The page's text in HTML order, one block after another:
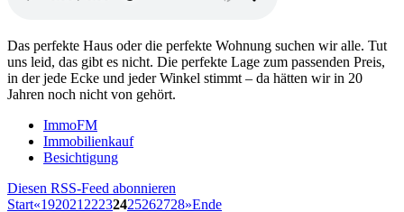
Das perfekte Haus oder die perfekte Wohnung suchen wir alle. Tut
uns leid, das gibt es nicht. Die perfekte Lage zum passenden Preis,
in der jede Ecke und jeder Winkel stimmt – da hätten wir in 20
Jahren noch nicht von gehört.
ImmoFM
Immobilienkauf
Besichtigung
Diesen RSS-Feed abonnieren
Start«192021 22232425262728»Ende